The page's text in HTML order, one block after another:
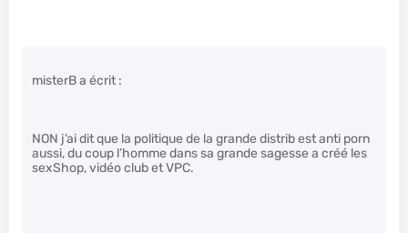
misterB a écrit :
NON j’ai dit que la politique de la grande distrib est anti porn
aussi, du coup l’homme dans sa grande sagesse a créé les
sexShop, vidéo club et VPC.